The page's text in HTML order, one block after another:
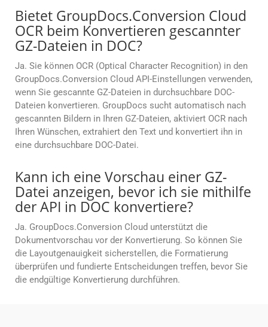
Bietet GroupDocs.Conversion Cloud
OCR beim Konvertieren gescannter
GZ-Dateien in DOC?
Ja. Sie können OCR (Optical Character Recognition) in den
GroupDocs.Conversion Cloud API-Einstellungen verwenden,
wenn Sie gescannte GZ-Dateien in durchsuchbare DOC-
Dateien konvertieren. GroupDocs sucht automatisch nach
gescannten Bildern in Ihren GZ-Dateien, aktiviert OCR nach
Ihren Wünschen, extrahiert den Text und konvertiert ihn in
eine durchsuchbare DOC-Datei.
Kann ich eine Vorschau einer GZ-
Datei anzeigen, bevor ich sie mithilfe
der API in DOC konvertiere?
Ja. GroupDocs.Conversion Cloud unterstützt die
Dokumentvorschau vor der Konvertierung. So können Sie
die Layoutgenauigkeit sicherstellen, die Formatierung
überprüfen und fundierte Entscheidungen treffen, bevor Sie
die endgültige Konvertierung durchführen.